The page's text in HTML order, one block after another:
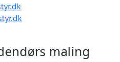
maling